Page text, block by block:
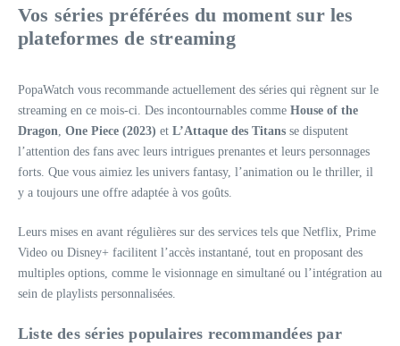
Vos séries préférées du moment sur les
plateformes de streaming
PopaWatch vous recommande actuellement des séries qui règnent sur le
streaming en ce mois-ci. Des incontournables comme House of the
Dragon, One Piece (2023) et L’Attaque des Titans se disputent
l’attention des fans avec leurs intrigues prenantes et leurs personnages
forts. Que vous aimiez les univers fantasy, l’animation ou le thriller, il
y a toujours une offre adaptée à vos goûts.
Leurs mises en avant régulières sur des services tels que Netflix, Prime
Video ou Disney+ facilitent l’accès instantané, tout en proposant des
multiples options, comme le visionnage en simultané ou l’intégration au
sein de playlists personnalisées.
Liste des séries populaires recommandées par